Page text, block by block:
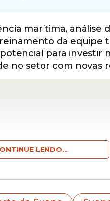
marítima, análise
da equipe
para investir
no setor com novas
LENDO...